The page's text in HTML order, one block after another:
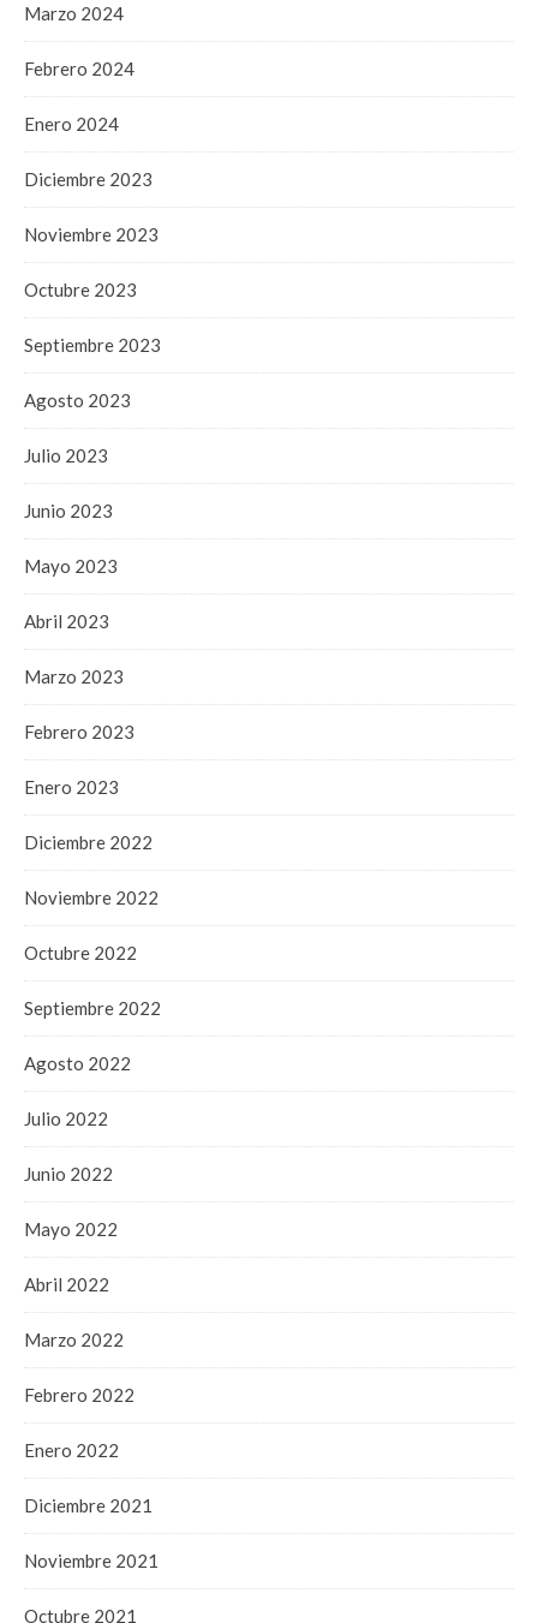
Marzo 2024
Febrero 2024
Enero 2024
Diciembre 2023
Noviembre 2023
Octubre 2023
Septiembre 2023
Agosto 2023
Julio 2023
Junio 2023
Mayo 2023
Abril 2023
Marzo 2023
Febrero 2023
Enero 2023
Diciembre 2022
Noviembre 2022
Octubre 2022
Septiembre 2022
Agosto 2022
Julio 2022
Junio 2022
Mayo 2022
Abril 2022
Marzo 2022
Febrero 2022
Enero 2022
Diciembre 2021
Noviembre 2021
Octubre 2021